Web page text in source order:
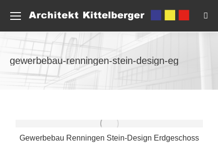
gewerbebau-renningen-stein-design-eg
Gewerbebau Renningen Stein-Design Erdgeschoss